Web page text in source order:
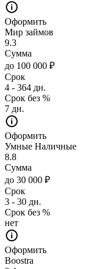
Оформить
Мир займов
9.3
Сумма
до 100 000 ₽
Срок
4 - 364 дн.
Срок без %
7 дн.
Оформить
Умные Наличные
8.8
Сумма
до 30 000 ₽
Срок
3 - 30 дн.
Срок без %
нет
Оформить
Boostra